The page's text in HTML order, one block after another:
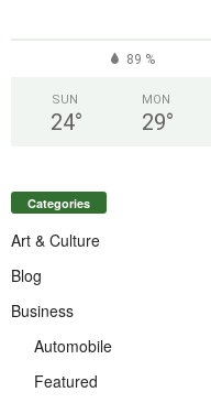
89 %
SUN
24°
MON
29°
Categories
Art & Culture
Blog
Business
Automobile
Featured